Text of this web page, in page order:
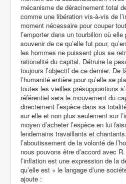
mécanisme de déracinement total
comme une libération vis-à-vis de
moment nécessaire pour couper
l’emporter dans un tourbillon où
souvenir de ce qu’elle fut pour,
les hommes ne puissent plus se
rationalité du capital. Détruire la
toujours l’objectif de ce dernier. De
l’humanité entière pour qu’elle se
toutes les vieilles présuppositions
référentiel sera le mouvement du
directement l’espèce dans sa
sur elle et non plus seulement sur
moyen d’acheter l’espèce en lui
lendemains travaillants et
l’aboutissement de la volonté de
nous pouvons être d’accord avec
l’inflation est une expression de la
qu’elle est « le langage d’une
ajoute :